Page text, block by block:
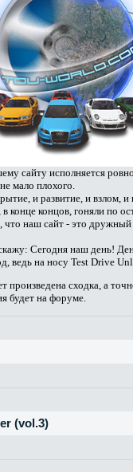
сайту исполняется
мало плохого.
и развитие, и взлом,
конце концов, гоняли по
наш сайт - это дружный
Сегодня наш день!
ведь на носу Test Drive
произведена сходка, а
будет на форуме.
(vol.3)